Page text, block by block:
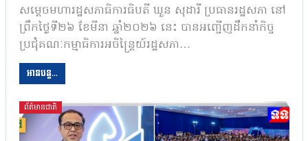
សម្តេចមហារដ្ឋសភាធិការធិបតី ឃួន សុដារី ប្រធានរដ្ឋសភា នៅ
ព្រឹកថ្ងៃទី២៦ ខែមីនា ឆ្នាំ២០២៦ នេះ បានអញ្ជើញដឹកនាំកិច្ច
ប្រជុំគណៈកម្មាធិការអចិន្ត្រៃយ៍រដ្ឋសភា…
អានបន្ត...
ព័ត៌មានជាតិ